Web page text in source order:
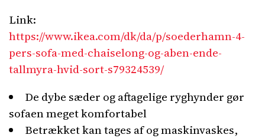
Link:
https://www.ikea.com/dk/da/p/soederhamn-4-
pers-sofa-med-chaiselong-og-aben-ende-
tallmyra-hvid-sort-s79324539/
De dybe sæder og aftagelige ryghynder gør
sofaen meget komfortabel
Betrækket kan tages af og maskinvaskes,